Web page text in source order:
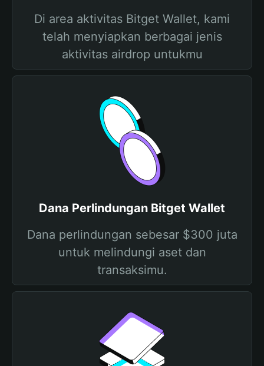
Di area aktivitas Bitget Wallet, kami
telah menyiapkan berbagai jenis
aktivitas airdrop untukmu
Dana Perlindungan Bitget Wallet
Dana perlindungan sebesar $300 juta
untuk melindungi aset dan
transaksimu.